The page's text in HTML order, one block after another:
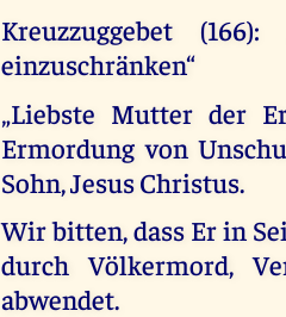
Kreuzzuggebet
einzuschränken“
„Liebste Mutter der
Ermordung von
Sohn, Jesus Christus.
Wir bitten, dass Er in
durch Völkermord,
abwendet.